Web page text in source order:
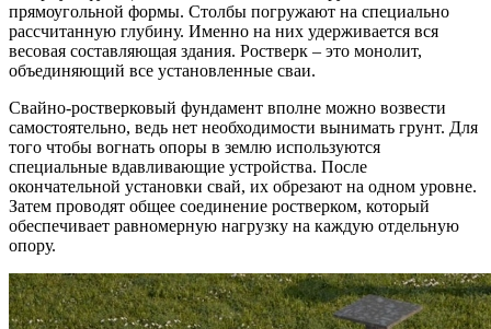
прямоугольной формы. Столбы погружают на специально
рассчитанную глубину. Именно на них удерживается вся
весовая составляющая здания. Ростверк – это монолит,
объединяющий все установленные сваи.
Свайно-ростверковый фундамент вполне можно возвести
самостоятельно, ведь нет необходимости вынимать грунт. Для
того чтобы вогнать опоры в землю используются
специальные вдавливающие устройства. После
окончательной установки свай, их обрезают на одном уровне.
Затем проводят общее соединение ростверком, который
обеспечивает равномерную нагрузку на каждую отдельную
опору.